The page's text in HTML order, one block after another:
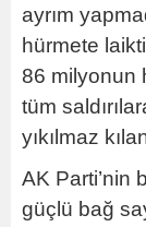
ayrım
hürmete
86 milyonun
tüm
yıkılmaz
AK Parti’nin
güçlü bağ